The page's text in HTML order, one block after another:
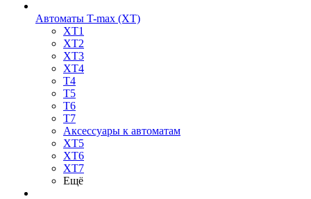
Автоматы T-max (XT)
XT1
XT2
XT3
XT4
T4
T5
T6
T7
Аксессуары к автоматам
XT5
XT6
XT7
Ещё